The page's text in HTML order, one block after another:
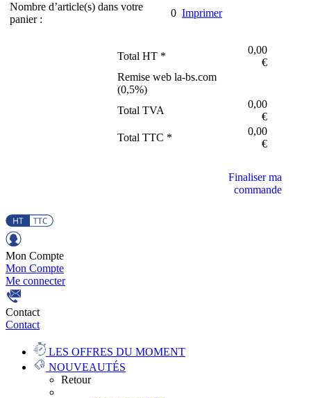
Nombre d’article(s) dans votre
panier :
0 Imprimer
Total HT *
0,00
€
Remise web la-bs.com
(0,5%)
Total TVA
0,00
€
Total TTC *
0,00
€
Finaliser ma
commande
Mon Compte
Mon Compte
Me connecter
Contact
Contact
LES OFFRES DU MOMENT
NOUVEAUTÉS
Retour